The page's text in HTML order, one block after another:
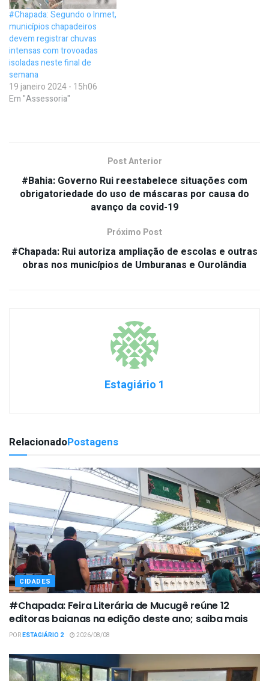
#Chapada: Segundo o Inmet,
municípios chapadeiros
devem registrar chuvas
intensas com trovoadas
isoladas neste final de
semana
19 janeiro 2024 - 15h06
Em "Assessoria"
Post Anterior
#Bahia: Governo Rui reestabelece situações com
obrigatoriedade do uso de máscaras por causa do
avanço da covid-19
Próximo Post
#Chapada: Rui autoriza ampliação de escolas e outras
obras nos municípios de Umburanas e Ourolândia
Estagiário 1
RelacionadoPostagens
CIDADES
#Chapada: Feira Literária de Mucugê reúne 12
editoras baianas na edição deste ano; saiba mais
PORESTAGIÁRIO 2 2026/08/08